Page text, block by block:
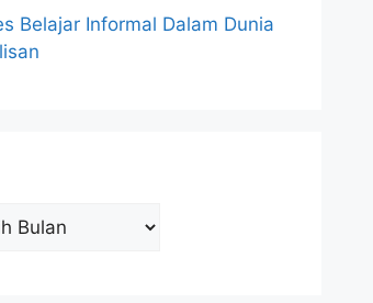
Belajar Informal Dalam Dunia